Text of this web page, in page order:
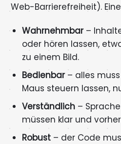
Web-Barrierefreiheit).
Wahrnehmbar–
oder hören lassen,
zu einem Bild.
Bedienbar– alles
Maus steuern lassen,
Verständlich–
müssen klar und
Robust– der Code